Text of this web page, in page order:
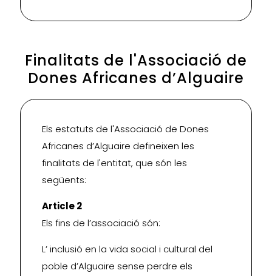
Finalitats de l'Associació de
Dones Africanes d’Alguaire
Els estatuts de l'Associació de Dones
Africanes d’Alguaire defineixen les
finalitats de l'entitat, que són les
següents:
Article 2
Els fins de l’associació són:
L’ inclusió en la vida social i cultural del
poble d’Alguaire sense perdre els